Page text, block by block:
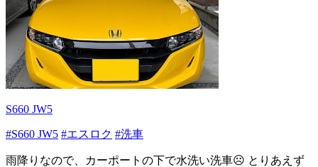
S660 JW5
#S660 JW5 #エスロク #洗車
雨降りなので、カーポートの下で水洗い洗車☹️ とりあえず